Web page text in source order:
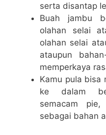
serta disantap
Buah jambu
olahan selai
olahan selai
ataupun
memperkaya
Kamu pula bisa
ke dalam
semacam
sebagai bahan